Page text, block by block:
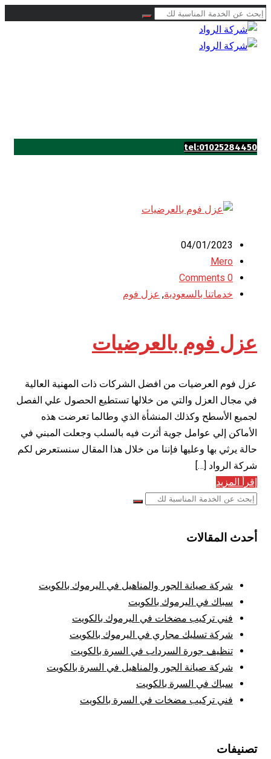
tel:01025284450
04/01/2023
Mero
0 Comments
خدماتنا بالسعودية, عزل فوم
عزل فوم بالعرضيات
عزل فوم العرضيات من افضل الشركات ذات المهنية العالية
في مجال العزل والتي من خلالها تستطيع الحصول علي الفصل
لجميع الأسطح وكذلك المنشأة الذي وطالما تعرضت هذه
الأماكن إلي عوامل جوية أثرت فيه بالسلب وجعلت المبني في
حالة يرثي بها وعليها فإننا من خلال هذا المقال سنستعرض لكم
شركة الرواد […]
إقرأ المزيد
أحدث المقالات
شركة صيانة الجور والمناهيل في اليرموك بالكويت
سباك في اليرموك بالكويت
فني تركيب مضخات في اليرموك بالكويت
شركة تسليك مجاري في اليرموك بالكويت
تنظيف جورة السرداب في السرة بالكويت
شركة صيانة الجور والمناهيل في السرة بالكويت
سباك في السرة بالكويت
فني تركيب مضخات في السرة بالكويت
تصنيفات